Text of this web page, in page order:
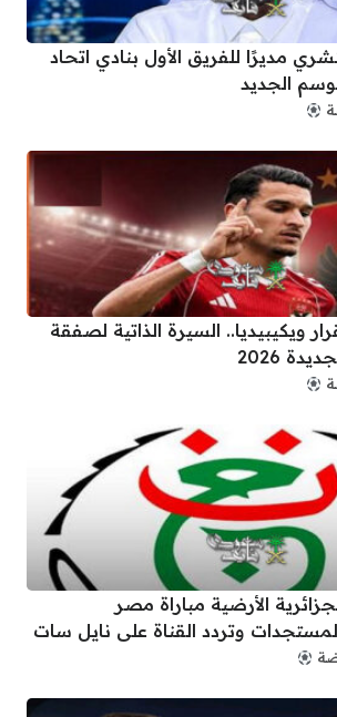
مديرًا للفريق الأول بنادي اتحاد
الجديد
ويكيبيديا.. السيرة الذاتية لصفقة
2026
الأرضية مباراة مصر
وتردد القناة على نايل سات